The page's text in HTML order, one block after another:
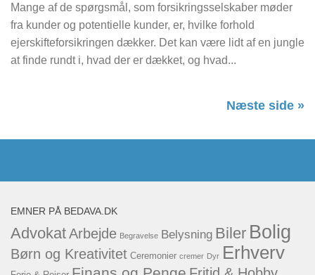
Mange af de spørgsmål, som forsikringsselskaber møder
fra kunder og potentielle kunder, er, hvilke forhold
ejerskifteforsikringen dækker. Det kan være lidt af en jungle
at finde rundt i, hvad der er dækket, og hvad...
Næste side »
EMNER PÅ BEDAVA.DK
AdvokatArbejde Begravelse Belysning Biler Bolig
Børn og Kreativitet Ceremonier cremer Dyr Erhverv